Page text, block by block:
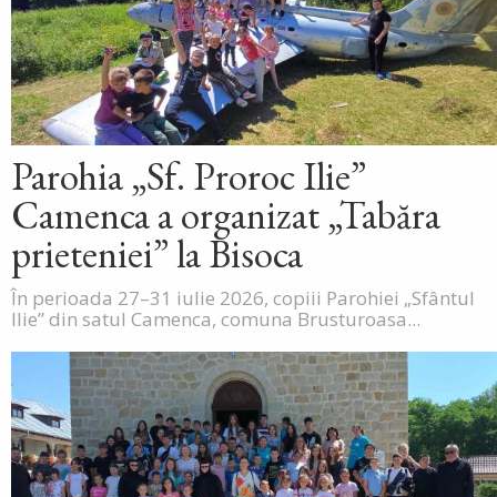
Parohia „Sf. Proroc Ilie”
Camenca a organizat „Tabăra
prieteniei” la Bisoca
În perioada 27–31 iulie 2026, copiii Parohiei „Sfântul
Ilie” din satul Camenca, comuna Brusturoasa...